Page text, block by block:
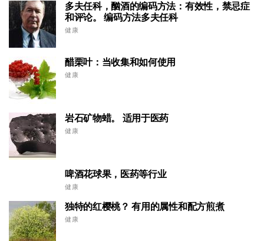
多夫任科，酗酒的编码方法：有效性，禁忌症
和评论。 编码方法多夫任科
健康
醋栗叶：当收集和如何使用
健康
岩石矿物蜡。 适用于医药
健康
啤酒花球果，医药等行业
健康
独特的红樱桃？ 有用的属性和配方煎煮
健康